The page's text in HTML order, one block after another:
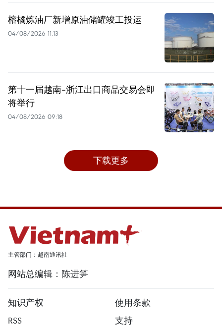
榕橘炼油厂新增原油储罐竣工投运
04/08/2026 11:13
第十一届越南-浙江出口商品交易会即
将举行
04/08/2026 09:18
下载更多
主管部门：越南通讯社
网站总编辑：陈进笋
知识产权
使用条款
RSS
支持